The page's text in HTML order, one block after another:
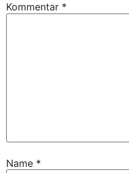
Kommentar *
Name *